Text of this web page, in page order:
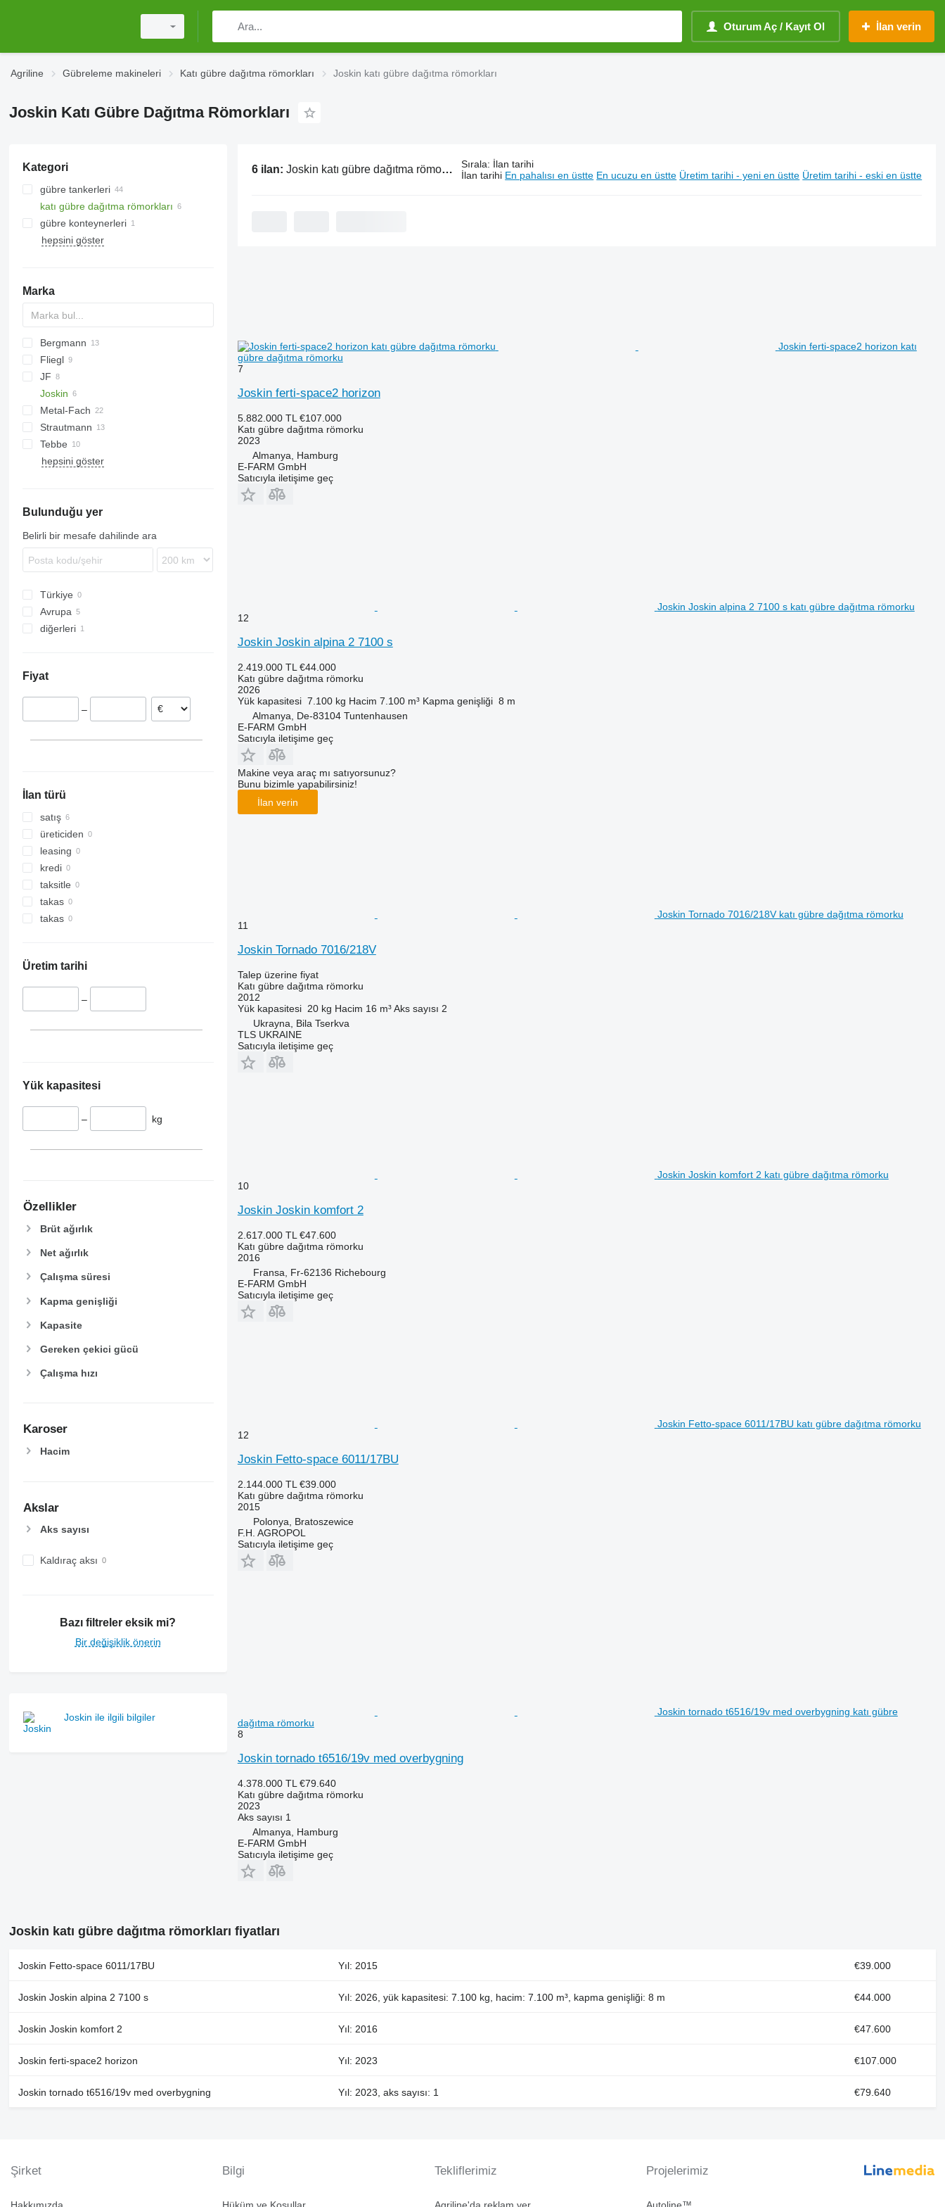
Oturum Aç / Kayıt Ol İlan verin
Agriline Gübreleme makineleri Katı gübre dağıtma römorkları Joskin katı gübre dağıtma römorkları
Joskin Katı Gübre Dağıtma Römorkları
Kategori
gübre tankerleri
katı gübre dağıtma römorkları
gübre konteynerleri
hepsini göster
Marka
HTS
Bergmann
TSW
E
EV
FORTIS
Fliegl
ASW
T series
Terra
JF
Joskin
Komfort
Komfort 2
UN
Metal-Fach
OL
N262
Flex
PG
SP
Strautmann
Magnon
Tebbe
DS
TYTAN
MKE
hepsini göster
Bulunduğu yer
Belirli bir mesafe dahilinde ara
Türkiye
Avrupa
Almanya
diğerleri
Fiyat
–
İlan türü
satış
üreticiden
leasing
kredi
taksitle
takas
takas
Üretim tarihi
–
Yük kapasitesi
– kg
Özellikler
Brüt ağırlık
Net ağırlık
Çalışma süresi
Kapma genişliği
Kapasite
Gereken çekici gücü
Çalışma hızı
Karoser
Hacim
Akslar
Aks sayısı
Kaldıraç aksı
Bazı filtreler eksik mi?
Bir değişiklik önerin
Joskin ile ilgili bilgiler
6 ilan: Joskin katı gübre dağıtma römorkları Sırala: İlan tarihi
İlan tarihi En pahalısı en üstte En ucuzu en üstte Üretim tarihi - yeni en üstte Üretim tarihi - eski en üstte
Joskin ferti-space2 horizon katı
gübre dağıtma römorku
7
Joskin ferti-space2 horizon
5.882.000 TL €107.000
Katı gübre dağıtma römorku
2023
Almanya, Hamburg
E-FARM GmbH
Satıcıyla iletişime geç
Joskin Joskin alpina 2 7100 s katı gübre dağıtma römorku
12
Joskin Joskin alpina 2 7100 s
2.419.000 TL €44.000
Katı gübre dağıtma römorku
2026
Yük kapasitesi 7.100 kg Hacim 7.100 m³ Kapma genişliği 8 m
Almanya, De-83104 Tuntenhausen
E-FARM GmbH
Satıcıyla iletişime geç
Makine veya araç mı satıyorsunuz?
Bunu bizimle yapabilirsiniz!
İlan verin
Joskin Tornado 7016/218V katı gübre dağıtma römorku
11
Joskin Tornado 7016/218V
Talep üzerine fiyat
Katı gübre dağıtma römorku
2012
Yük kapasitesi 20 kg Hacim 16 m³ Aks sayısı 2
Ukrayna, Bila Tserkva
TLS UKRAINE
Satıcıyla iletişime geç
Joskin Joskin komfort 2 katı gübre dağıtma römorku
10
Joskin Joskin komfort 2
2.617.000 TL €47.600
Katı gübre dağıtma römorku
2016
Fransa, Fr-62136 Richebourg
E-FARM GmbH
Satıcıyla iletişime geç
Joskin Fetto-space 6011/17BU katı gübre dağıtma römorku
12
Joskin Fetto-space 6011/17BU
2.144.000 TL €39.000
Katı gübre dağıtma römorku
2015
Polonya, Bratoszewice
F.H. AGROPOL
Satıcıyla iletişime geç
Joskin tornado t6516/19v med overbygning katı gübre
dağıtma römorku
8
Joskin tornado t6516/19v med overbygning
4.378.000 TL €79.640
Katı gübre dağıtma römorku
2023
Aks sayısı 1
Almanya, Hamburg
E-FARM GmbH
Satıcıyla iletişime geç
Joskin katı gübre dağıtma römorkları fiyatları
Joskin Fetto-space 6011/17BU Yıl: 2015 €39.000
Joskin Joskin alpina 2 7100 s Yıl: 2026, yük kapasitesi: 7.100 kg, hacim: 7.100 m³, kapma genişliği: 8 m €44.000
Joskin Joskin komfort 2 Yıl: 2016 €47.600
Joskin ferti-space2 horizon Yıl: 2023 €107.000
Joskin tornado t6516/19v med overbygning Yıl: 2023, aks sayısı: 1 €79.640
Şirket Bilgi Tekliflerimiz Projelerimiz